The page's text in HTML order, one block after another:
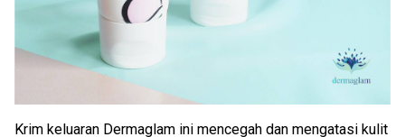
Krim keluaran Dermaglam ini mencegah dan mengatasi kulit